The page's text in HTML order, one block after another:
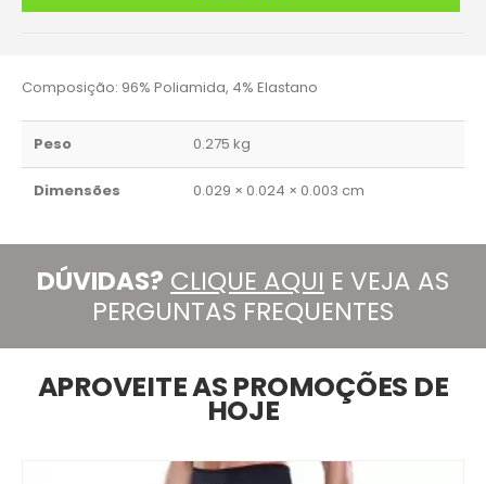
Composição: 96% Poliamida, 4% Elastano
Peso 0.275 kg
Dimensões 0.029 × 0.024 × 0.003 cm
DÚVIDAS? CLIQUE AQUI E VEJA AS
PERGUNTAS FREQUENTES
APROVEITE AS PROMOÇÕES DE
HOJE